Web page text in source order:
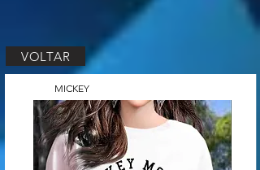
VOLTAR
MICKEY